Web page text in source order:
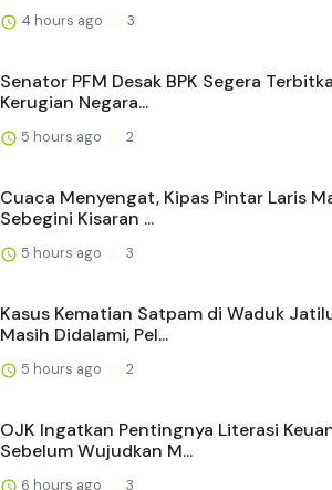
4 hours ago 3
Senator PFM Desak BPK Segera
Kerugian Negara...
5 hours ago 2
Cuaca Menyengat, Kipas Pintar Laris
Sebegini Kisaran ...
5 hours ago 3
Kasus Kematian Satpam di Waduk
Masih Didalami, Pel...
5 hours ago 2
OJK Ingatkan Pentingnya Literasi
Sebelum Wujudkan M...
6 hours ago 3